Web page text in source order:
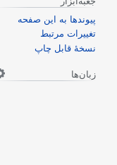
پیوندها به این صفحه
تغییرات مرتبط
نسخهٔ قابل چاپ
زبان‌ها